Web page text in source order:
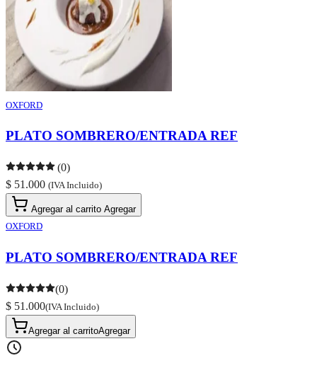
OXFORD
PLATO SOMBRERO/ENTRADA REF
(0)
$ 51.000 (IVA Incluido)
Agregar al carrito Agregar
OXFORD
PLATO SOMBRERO/ENTRADA REF
(0)
$ 51.000(IVA Incluido)
Agregar al carritoAgregar